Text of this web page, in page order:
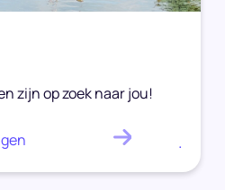
zijn op zoek naar jou!
.